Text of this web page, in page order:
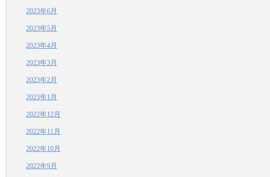
2023年6月
2023年5月
2023年4月
2023年3月
2023年2月
2023年1月
2022年12月
2022年11月
2022年10月
2022年9月